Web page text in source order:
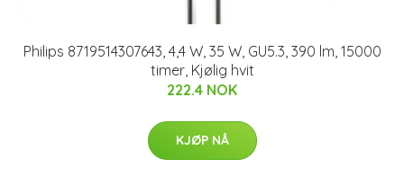
Philips 8719514307643, 4,4 W, 35 W, GU5.3, 390 lm, 15000
timer, Kjølig hvit
222.4 NOK
KJØP NÅ